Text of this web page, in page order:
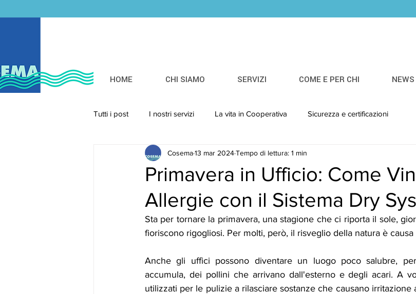
HOME CHI SIAMO SERVIZI COME E PER CHI NEWS
Tutti i post I nostri servizi La vita in Cooperativa Sicurezza e certificazioni
Primavera in Ufficio: Come
Allergie con il Sistema Dry
Cosema13 mar 2024Tempo di lettura: 1 min
Sta per tornare la primavera, una stagione che ci riporta il sole,
fioriscono rigogliosi. Per molti, però, il risveglio della natura è
Anche gli uffici possono diventare un luogo poco salubre,
accumula, dei pollini che arrivano dall'esterno e degli acari. A
utilizzati per le pulizie a rilasciare sostanze che causano irritazione